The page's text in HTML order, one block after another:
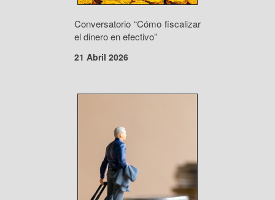
Conversatorio “Cómo fiscalizar
el dinero en efectivo”
21 Abril 2026